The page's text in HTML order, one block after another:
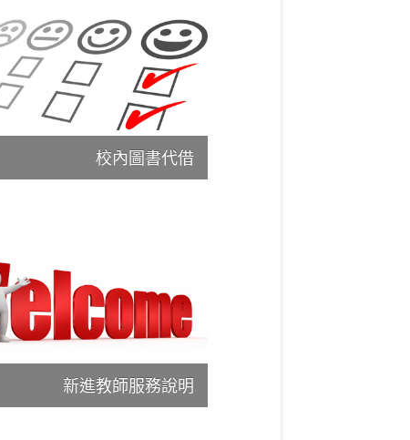
校內圖書代借
新進教師服務說明